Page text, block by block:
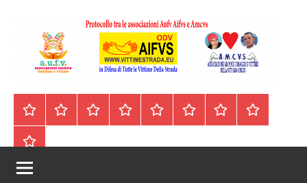
contenuto
A.I.F.V.S.
–
Associazione
Italiana
difesa
di
tutte
vittime
HomepageSegnalazioni
Nord
Centro
Sud
ContattiIncidenti
Il
Archivio